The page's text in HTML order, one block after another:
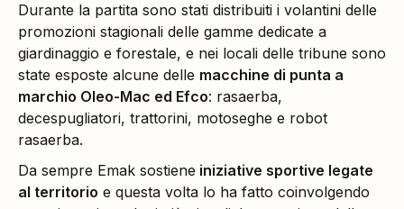
Durante la partita sono stati distribuiti i volantini delle
promozioni stagionali delle gamme dedicate a
giardinaggio e forestale, e nei locali delle tribune sono
state esposte alcune delle macchine di punta a
marchio Oleo-Mac ed Efco: rasaerba,
decespugliatori, trattorini, motoseghe e robot
rasaerba.
Da sempre Emak sostiene iniziative sportive legate
al territorio e questa volta lo ha fatto coinvolgendo